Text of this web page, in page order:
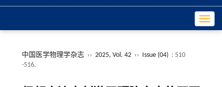
中国医学物理学杂志 ›› 2025, Vol. 42 ›› Issue (04) : 510
-516.